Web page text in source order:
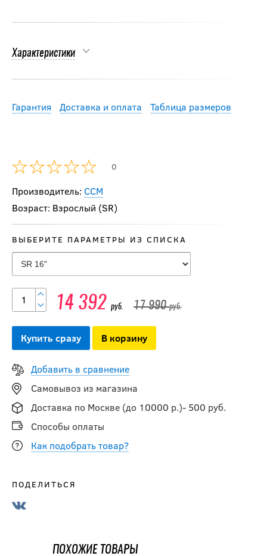
Характеристики
Гарантия Доставка и оплата Таблица размеров
0
Производитель: CCM
Возраст: Взрослый (SR)
ВЫБЕРИТЕ ПАРАМЕТРЫ ИЗ СПИСКА
14 392 руб. 17 990руб.
Купить сразу В корзину
Добавить в сравнение
Самовывоз из магазина
Доставка по Москве (до 10000 р.)- 500 руб.
Способы оплаты
Как подобрать товар?
ПОДЕЛИТЬСЯ
ПОХОЖИЕ ТОВАРЫ
JETSPEED FT8 SR
SHERWOOD CODE